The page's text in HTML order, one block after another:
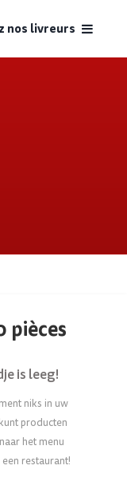
nos livreurs
pièces
is leeg!
niks in uw
producten
het menu
restaurant!